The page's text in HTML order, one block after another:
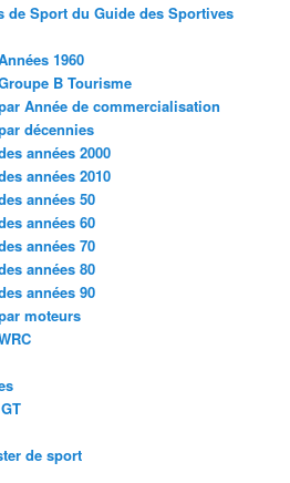
de Sport du Guide des Sportives
1960
B Tourisme
Année de commercialisation
décennies
années 2000
années 2010
années 50
années 60
années 70
années 80
années 90
moteurs
de sport